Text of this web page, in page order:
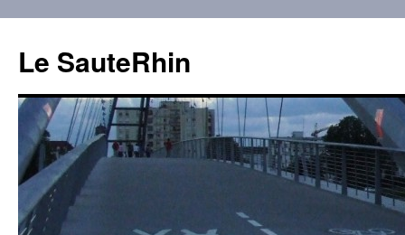
contenu
Le SauteRhin